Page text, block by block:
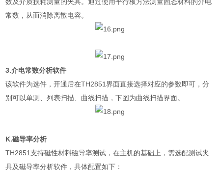
常数，从而消除离散电容。
3.介电常数分析软件
该软件为选件，开通后在TH2851界面直接选择对应的参数即可，分
别可以单测、列表扫描、曲线扫描，下图为曲线扫描界面。
K.磁导率分析
TH2851支持磁性材料磁导率测试，在主机的基础上，需选配测试夹
具及磁导率分析软件，具体配置如下：